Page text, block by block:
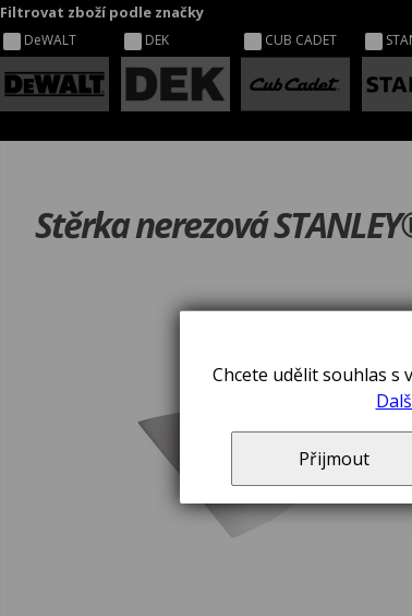
Filtrovat zboží podle značky
DeWALT DEK CUB CADET
Stěrka nerezová
Chcete udělit souhlas s
Přijmout